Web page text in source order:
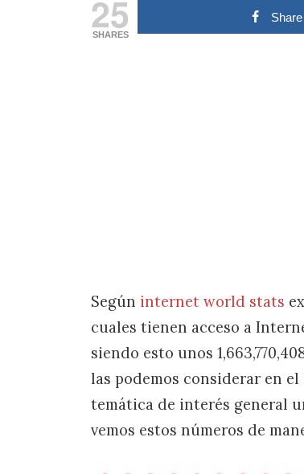
25
SHARES
Share
Según internet world stats
cuales tienen acceso a
siendo esto unos
las podemos considerar en
temática de interés general
vemos estos números de